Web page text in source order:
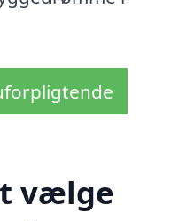
vælge